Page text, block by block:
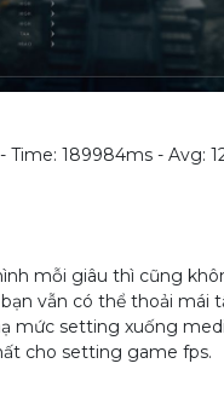
Time: 189984ms - Avg:
mỗi giâu thì cũng
vẫn có thể thoải mái
mức setting xuống
cho setting game fps.